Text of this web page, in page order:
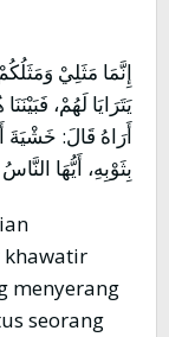
إِنَّمَا مَثَلِيْ
يَتَرَايَا لَهُمْ،
أَرَاهُ قَالَ: خَشْيَةَ
بِثَوْبِهِ، أَيُّهَا
khawatir
menyerang
seorang